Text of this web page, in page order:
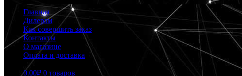
Главная
Дилерам
Как совершить заказ
Контакты
О магазине
Оплата и доставка
0.00₽ 0 товаров